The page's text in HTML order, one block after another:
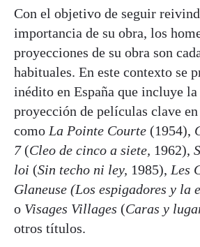
Con el objetivo de seguir
importancia de su obra, los
proyecciones de su obra son
habituales. En este contexto se
inédito en España que incluye
proyección de películas clave
como La Pointe Courte (1954),
7 (Cleo de cinco a siete, 1962),
loi (Sin techo ni ley, 1985), Les
Glaneuse (Los espigadores y la
o Visages Villages (Caras y
otros títulos.